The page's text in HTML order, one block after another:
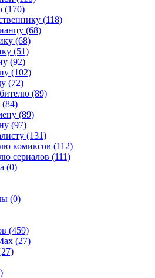
(170)
(118)
(68)
(68)
(51)
(92)
(102)
(72)
(89)
(84)
(89)
(97)
(131)
комиксов (112)
сериалов (111)
(0)
(0)
(459)
(27)